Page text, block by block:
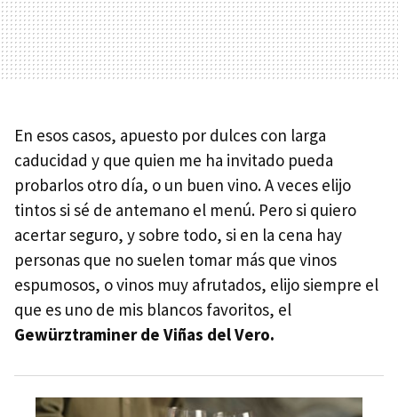
En esos casos, apuesto por dulces con larga
caducidad y que quien me ha invitado pueda
probarlos otro día, o un buen vino. A veces elijo
tintos si sé de antemano el menú. Pero si quiero
acertar seguro, y sobre todo, si en la cena hay
personas que no suelen tomar más que vinos
espumosos, o vinos muy afrutados, elijo siempre el
que es uno de mis blancos favoritos, el
Gewürztraminer de Viñas del Vero.